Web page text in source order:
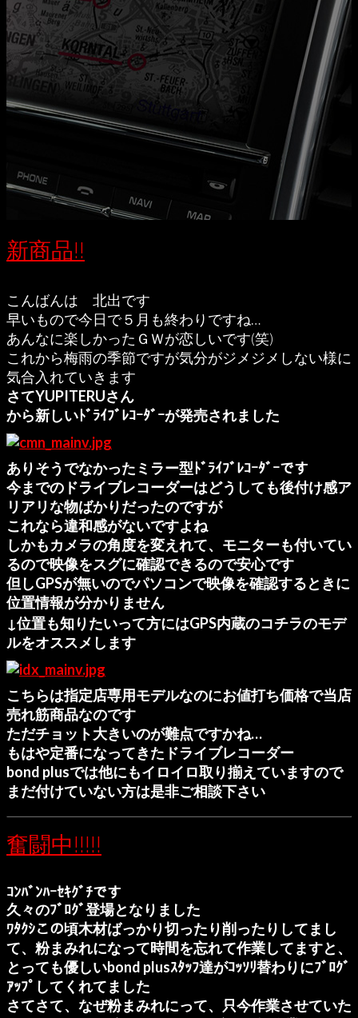
新商品!!
こんばんは 北出です
早いもので今日で５月も終わりですね…
あんなに楽しかったＧＷが恋しいです(笑)
これから梅雨の季節ですが気分がジメジメしない様に
気合入れていきます
さてYUPITERUさん
から新しいﾄﾞﾗｲﾌﾞﾚｺｰﾀﾞｰが発売されました
ありそうでなかったミラー型ﾄﾞﾗｲﾌﾞﾚｺｰﾀﾞｰです
今までのドライブレコーダーはどうしても後付け感ア
リアリな物ばかりだったのですが
これなら違和感がないですよね
しかもカメラの角度を変えれて、モニターも付いてい
るので映像をスグに確認できるので安心です
但しGPSが無いのでパソコンで映像を確認するときに
位置情報が分かりません
↓位置も知りたいって方にはGPS内蔵のコチラのモデ
ルをオススメします
こちらは指定店専用モデルなのにお値打ち価格で当店
売れ筋商品なのです
ただチョット大きいのが難点ですかね…
もはや定番になってきたドライブレコーダー
bond plusでは他にもイロイロ取り揃えていますので
まだ付けていない方は是非ご相談下さい
奮闘中!!!!!
ｺﾝﾊﾞﾝﾊｰｾｷｸﾞﾁです
久々のﾌﾞﾛｸﾞ登場となりました
ﾜﾀｸｼこの頃木材ばっかり切ったり削ったりしてまし
て、粉まみれになって時間を忘れて作業してますと、
とっても優しいbond plusｽﾀｯﾌ達がｺｯｿﾘ替わりにﾌﾞﾛｸﾞ
ｱｯﾌﾟしてくれてました
さてさて、なぜ粉まみれにって、只今作業させていた